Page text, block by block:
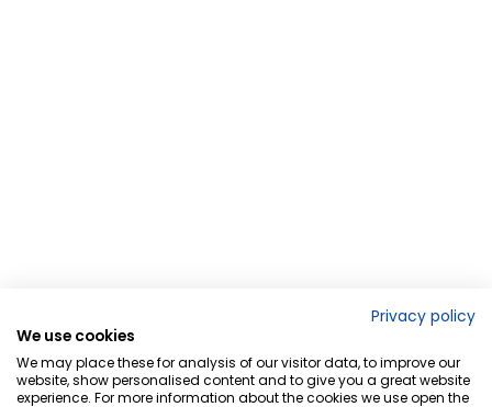
Privacy policy
We use cookies
We may place these for analysis of our visitor data, to improve our
website, show personalised content and to give you a great website
experience. For more information about the cookies we use open the